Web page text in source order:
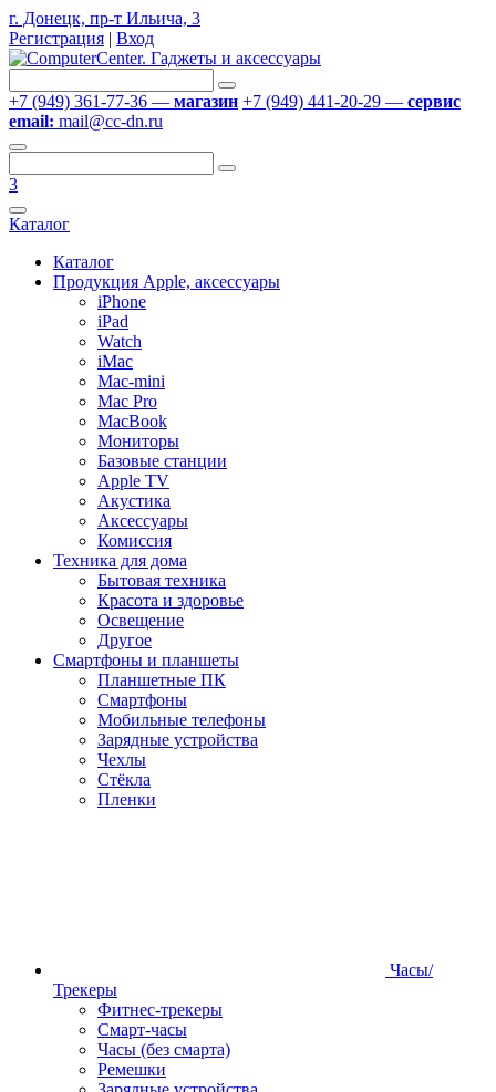
г. Донецк, пр-т Ильича, 3
Регистрация | Вход
+7 (949) 361-77-36 — магазин +7 (949) 441-20-29 — сервис
email: mail@cc-dn.ru
3
Каталог
Каталог
Продукция Apple, аксессуары
iPhone
iPad
Watch
iMac
Mac-mini
Mac Pro
MacBook
Мониторы
Базовые станции
Apple TV
Акустика
Аксессуары
Комиссия
Техника для дома
Бытовая техника
Красота и здоровье
Освещение
Другое
Смартфоны и планшеты
Планшетные ПК
Смартфоны
Мобильные телефоны
Зарядные устройства
Чехлы
Стёкла
Пленки
Часы/
Трекеры
Фитнес-трекеры
Смарт-часы
Часы (без смарта)
Ремешки